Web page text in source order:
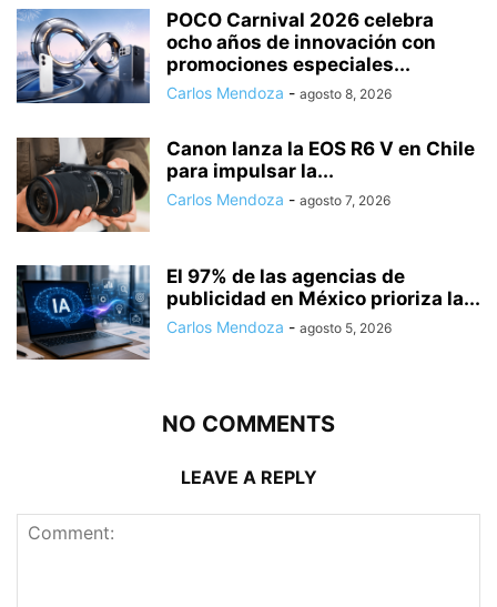
POCO Carnival 2026 celebra
ocho años de innovación con
promociones especiales...
Carlos Mendoza - agosto 8, 2026
Canon lanza la EOS R6 V en Chile
para impulsar la...
Carlos Mendoza - agosto 7, 2026
El 97% de las agencias de
publicidad en México prioriza la...
Carlos Mendoza - agosto 5, 2026
NO COMMENTS
LEAVE A REPLY